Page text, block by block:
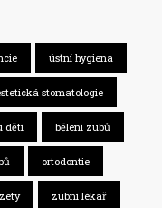
ústní hygiena
stomatologie
dětí bělení zubů
ortodontie
zubní lékař